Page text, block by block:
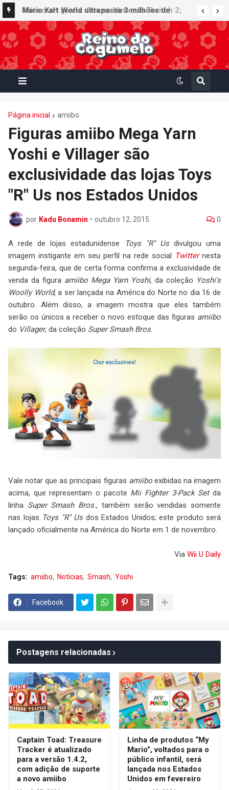
Mario Kart World ultrapassa 3 milhões de
unidades vendidas no Japão e figura no top 30
da Famitsu
Minecraft ganha data no Nintendo Switch 2;
Super Mario Mash-Up receberá atualização
gráfica exclusiva
Página inicial amiibo
Figuras amiibo Mega Yarn
Yoshi e Villager são
exclusividade das lojas Toys
"R" Us nos Estados Unidos
por Kadu Bonamin • outubro 12, 2015 0
A rede de lojas estadunidense Toys "R" Usdivulgou uma
imagem instigante em seu perfil na rede social Twitternesta
segunda-feira, que de certa forma confirma a exclusividade de
venda da figura amiibo Mega Yarn Yoshi, da coleção Yoshi's
Woolly World, a ser lançada na América do Norte no dia 16 de
outubro. Além disso, a imagem mostra que eles também
serão os únicos a receber o novo estoque das figuras amiibo
do Villager, da coleção Super Smash Bros.
Vale notar que as principais figuras amiiboexibidas na imagem
acima, que representam o pacote Mii Fighter 3-Pack Setda
linha Super Smash Bros., também serão vendidas somente
nas lojas Toys "R" Usdos Estados Unidos; este produto será
lançado oficialmente na América do Norte em 1 de novembro.
Via Wii U Daily
Tags: amiibo Notícias Smash Yoshi
Facebook
Postagens relacionadas
Captain Toad: Treasure
Tracker é atualizado
para a versão 1.4.2,
com adição de suporte
a novo amiibo
Linha de produtos “My
Mario”, voltados para o
público infantil, será
lançada nos Estados
Unidos em fevereiro